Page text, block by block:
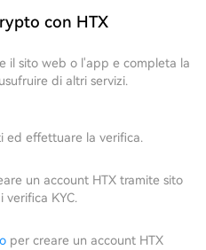
con HTX
il sito web o l'app e completa la
di altri servizi.
ed effettuare la verifica.
un account HTX tramite sito
KYC.
per creare un account HTX